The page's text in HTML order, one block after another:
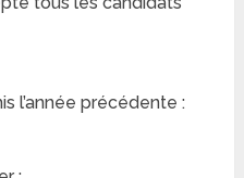
l’année précédente :